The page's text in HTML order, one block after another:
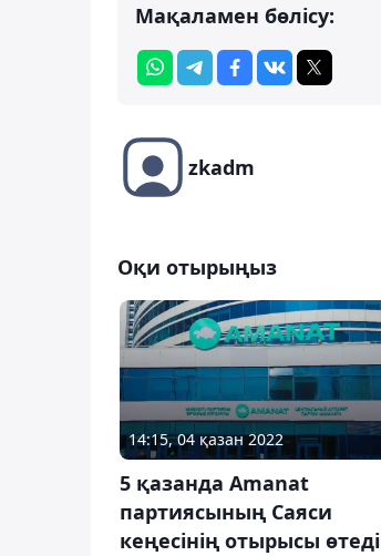
Мақаламен бөлісу:
zkadm
Оқи отырыңыз
14:15, 04 қазан 2022
5 қазанда Amanat
партиясының Саяси
кеңесінің отырысы өтеді